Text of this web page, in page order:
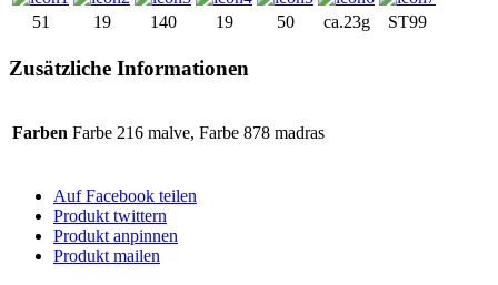
51 19 140 19 50 ca.23g ST99
Zusätzliche Informationen
Farben Farbe 216 malve, Farbe 878 madras
Auf Facebook teilen
Produkt twittern
Produkt anpinnen
Produkt mailen